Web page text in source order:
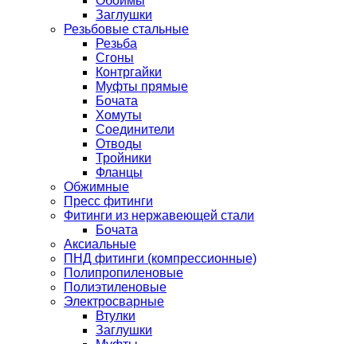
Заглушки
Резьбовые стальные
Резьба
Сгоны
Контргайки
Муфты прямые
Бочата
Хомуты
Соединители
Отводы
Тройники
Фланцы
Обжимные
Пресс фитинги
Фитинги из нержавеющей стали
Бочата
Аксиальные
ПНД фитинги (компрессионные)
Полипропиленовые
Полиэтиленовые
Электросварные
Втулки
Заглушки